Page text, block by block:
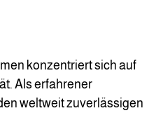
konzentriert sich auf
Als erfahrener
weltweit zuverlässigen